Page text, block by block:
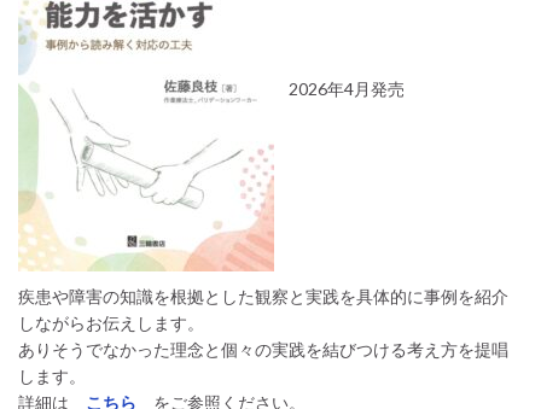
2026年4月発売
疾患や障害の知識を根拠とした観察と実践を具体的に事例を紹介
しながらお伝えします。
ありそうでなかった理念と個々の実践を結びつける考え方を提唱
します。
詳細は
こちら
をご参照ください。